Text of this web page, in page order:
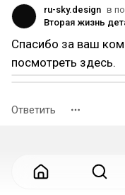
ru-sky.design в
Спасибо за ваш
посмотреть здесь.
Ответить